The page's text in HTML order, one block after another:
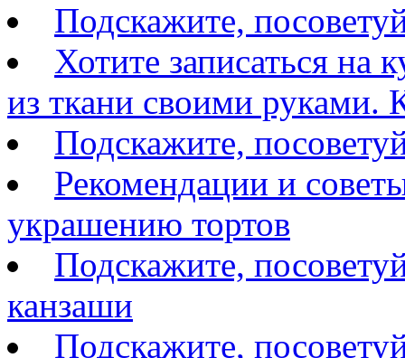
Подскажите,
Хотите записаться на
из ткани своими руками.
Подскажите,
Рекомендации и
украшению тортов
Подскажите,
канзаши
Подскажите,